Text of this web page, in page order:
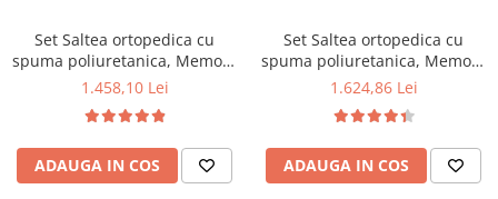
Set Saltea ortopedica cu
spuma poliuretanica, Memory
Foam 5 cm Paris,
sistem de aerisire perimetral
Saltex plus 2 perne matlasate
microfibra 50x70cm, lavabile
la 60°C
1.458,10 Lei
ADAUGA IN COS
Set Saltea ortopedica cu
spuma poliuretanica, Memory
Foam 5 cm Paris,
sistem de aerisire perimetral
Saltex plus 2 perne matlasate
microfibra 50x70cm, lavabile
la 60°C
1.624,86 Lei
ADAUGA IN COS